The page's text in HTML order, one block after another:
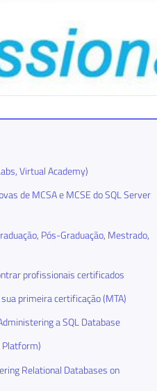
Virtual Academy)
de MCSA e MCSE do SQL Server
Pós-Graduação, Mestrado,
profissionais certificados
primeira certificação (MTA)
a SQL Database
Platform)
Relational Databases on